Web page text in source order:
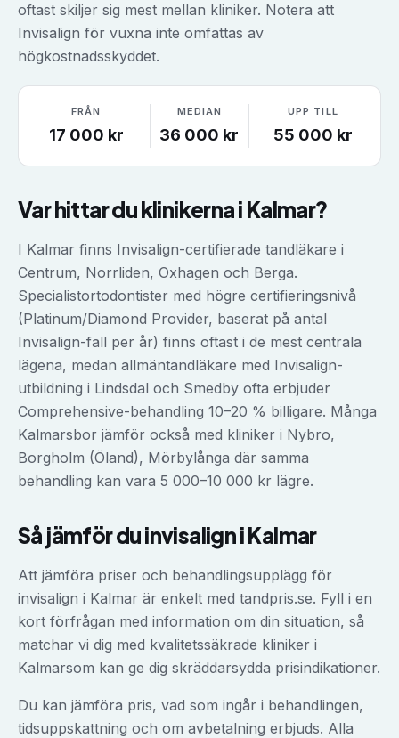
oftast skiljer sig mest mellan kliniker. Notera att
Invisalign för vuxna inte omfattas av
högkostnadsskyddet.
FRÅN
17 000 kr
MEDIAN
36 000 kr
UPP TILL
55 000 kr
Var hittar du klinikerna i Kalmar?
I Kalmar finns Invisalign-certifierade tandläkare i
Centrum, Norrliden, Oxhagen och Berga.
Specialistortodontister med högre certifieringsnivå
(Platinum/Diamond Provider, baserat på antal
Invisalign-fall per år) finns oftast i de mest centrala
lägena, medan allmäntandläkare med Invisalign-
utbildning i Lindsdal och Smedby ofta erbjuder
Comprehensive-behandling 10–20 % billigare. Många
Kalmarsbor jämför också med kliniker i Nybro,
Borgholm (Öland), Mörbylånga där samma
behandling kan vara 5 000–10 000 kr lägre.
Så jämför duinvisaligniKalmar
Att jämföra priser och behandlingsupplägg för
invisalign i Kalmar är enkelt med tandpris.se. Fyll i en
kort förfrågan med information om din situation, så
matchar vi dig med kvalitetssäkrade kliniker i
Kalmarsom kan ge dig skräddarsydda prisindikationer.
Du kan jämföra pris, vad som ingår i behandlingen,
tidsuppskattning och om avbetalning erbjuds. Alla